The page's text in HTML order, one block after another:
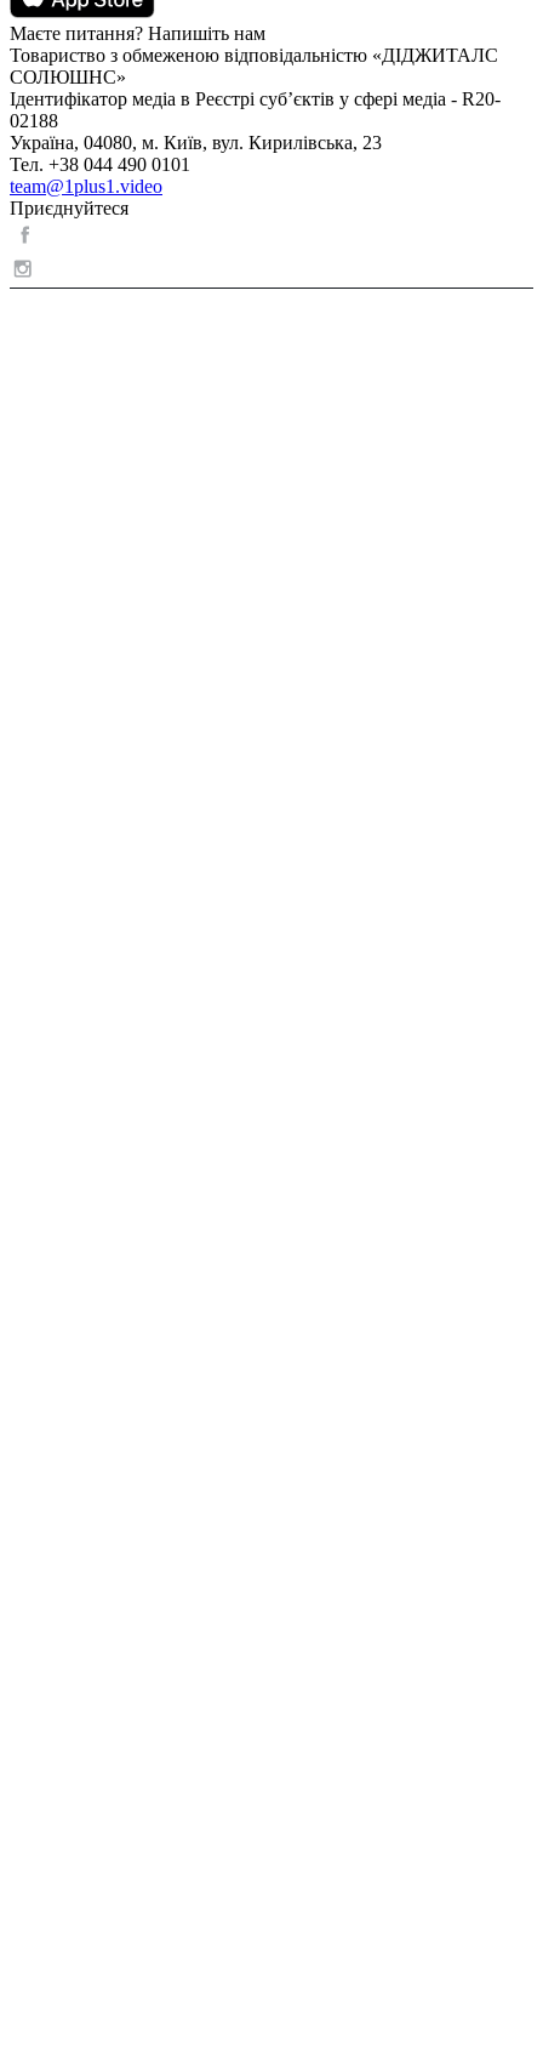
Маєте питання? Напишіть нам
Товариство з обмеженою відповідальністю «ДІДЖИТАЛС
СОЛЮШНС»
Ідентифікатор медіа в Реєстрі суб’єктів у сфері медіа - R20-
02188
Україна, 04080, м. Київ, вул. Кирилівська, 23
Тел. +38 044 490 0101
team@1plus1.video
Приєднуйтеся